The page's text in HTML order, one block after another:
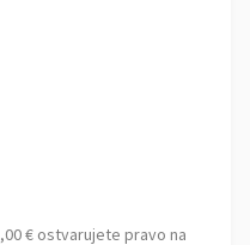
€ ostvarujete pravo na